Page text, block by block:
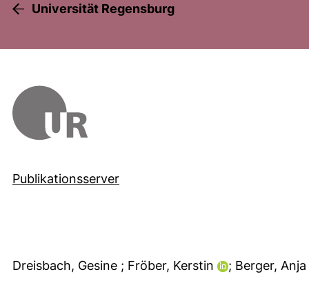
Universität Regensburg
Publikationsserver
Dreisbach, Gesine ; Fröber, Kerstin ; Berger, Anja